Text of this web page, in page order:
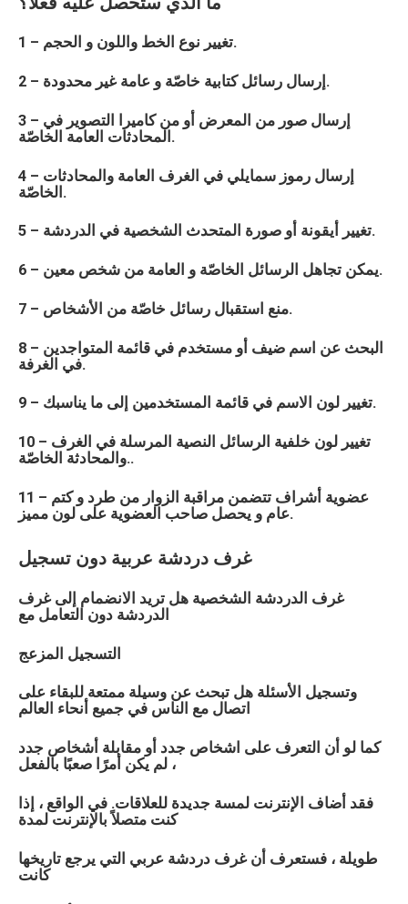
1 – تغيير نوع الخط واللون و الحجم.
2 – إرسال رسائل كتابية خاصّة و عامة غير محدودة.
3 – إرسال صور من المعرض أو من كاميرا التصوير في
المحادثات العامة الخاصّة.
4 – إرسال رموز سمايلي في الغرف العامة والمحادثات
الخاصّة.
5 – تغيير أيقونة أو صورة المتحدث الشخصية في الدردشة.
6 – يمكن تجاهل الرسائل الخاصّة و العامة من شخص معين.
7 – منع استقبال رسائل خاصّة من الأشخاص.
8 – البحث عن اسم ضيف أو مستخدم في قائمة المتواجدين
في الغرفة.
9 – تغيير لون الاسم في قائمة المستخدمين إلى ما يناسبك.
10 – تغيير لون خلفية الرسائل النصية المرسلة في الغرف
والمحادثة الخاصّة..
11 – عضوية أشراف تتضمن مراقبة الزوار من طرد و كتم
عام و يحصل صاحب العضوية على لون مميز.
غرف دردشة عربية دون تسجيل
غرف الدردشة الشخصية هل تريد الانضمام إلى غرف
الدردشة دون التعامل مع
التسجيل المزعج
وتسجيل الأسئلة هل تبحث عن وسيلة ممتعة للبقاء على
اتصال مع الناس في جميع أنحاء العالم
كما لو أن التعرف على اشخاص جدد أو مقابلة أشخاص جدد
لم يكن أمرًا صعبًا بالفعل ،
فقد أضاف الإنترنت لمسة جديدة للعلاقات. في الواقع ، إذا
كنت متصلاً بالإنترنت لمدة
طويلة ، فستعرف أن غرف دردشة عربي التي يرجع تاريخها
كانت